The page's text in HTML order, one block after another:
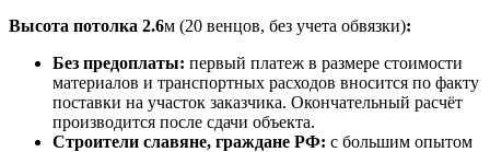
Высота потолка 2.6м (20 венцов, без учета обвязки):
Без предоплаты: первый платеж в размере стоимости
материалов и транспортных расходов вносится по факту
поставки на участок заказчика. Окончательный расчёт
производится после сдачи объекта.
Строители славяне, граждане РФ: с большим опытом